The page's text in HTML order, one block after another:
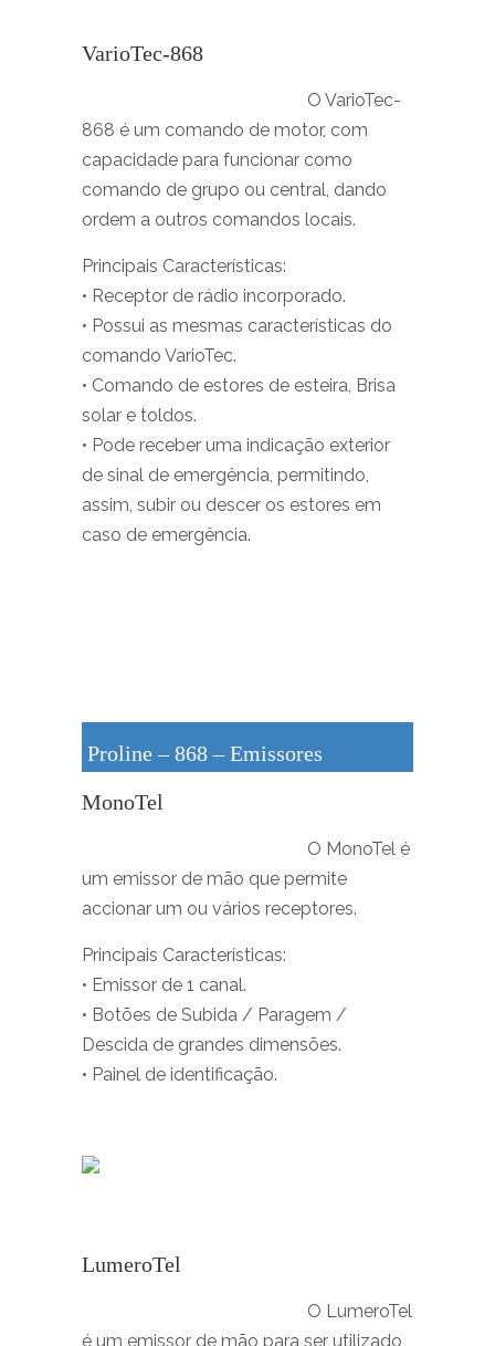
VarioTec-868
O VarioTec-
868 é um comando de motor, com
capacidade para funcionar como
comando de grupo ou central, dando
ordem a outros comandos locais.
Principais Características:
• Receptor de rádio incorporado.
• Possui as mesmas características do
comando VarioTec.
• Comando de estores de esteira, Brisa
solar e toldos.
• Pode receber uma indicação exterior
de sinal de emergência, permitindo,
assim, subir ou descer os estores em
caso de emergência.
Proline – 868 – Emissores
MonoTel
O MonoTel é
um emissor de mão que permite
accionar um ou vários receptores.
Principais Características:
• Emissor de 1 canal.
• Botões de Subida / Paragem /
Descida de grandes dimensões.
• Painel de identificação.
LumeroTel
O LumeroTel
é um emissor de mão para ser utilizado